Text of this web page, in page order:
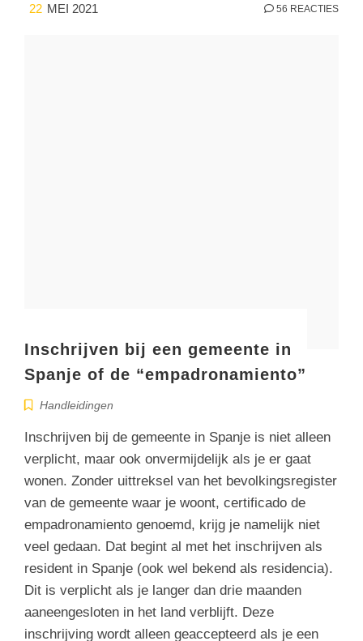
22 MEI 2021 56 REACTIES
Inschrijven bij een gemeente in
Spanje of de “empadronamiento”
Handleidingen
Inschrijven bij de gemeente in Spanje is niet alleen
verplicht, maar ook onvermijdelijk als je er gaat
wonen. Zonder uittreksel van het bevolkingsregister
van de gemeente waar je woont, certificado de
empadronamiento genoemd, krijg je namelijk niet
veel gedaan. Dat begint al met het inschrijven als
resident in Spanje (ook wel bekend als residencia).
Dit is verplicht als je langer dan drie maanden
aaneengesloten in het land verblijft. Deze
inschrijving wordt alleen geaccepteerd als je een